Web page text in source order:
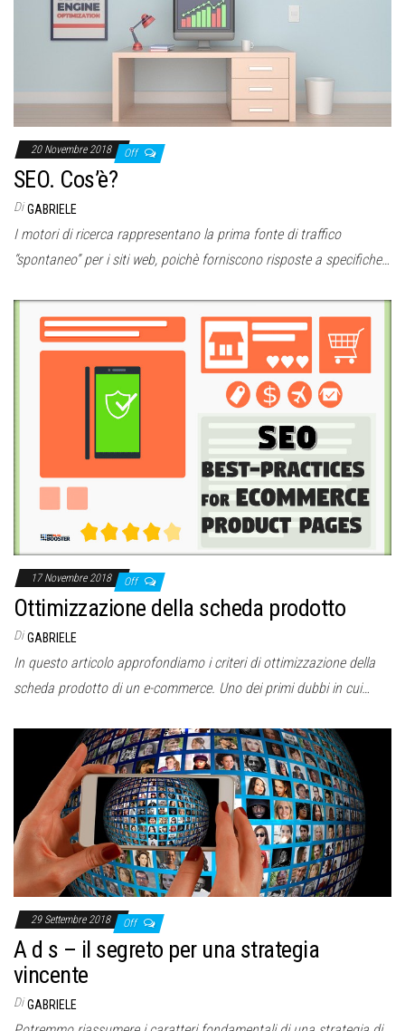
20 Novembre 2018 Off
SEO. Cos’è?
Di GABRIELE
I motori di ricerca rappresentano la prima fonte di traffico
“spontaneo” per i siti web, poichè forniscono risposte a specifiche…
17 Novembre 2018 Off
Ottimizzazione della scheda prodotto
Di GABRIELE
In questo articolo approfondiamo i criteri di ottimizzazione della
scheda prodotto di un e-commerce. Uno dei primi dubbi in cui…
29 Settembre 2018 Off
A d s – il segreto per una strategia
vincente
Di GABRIELE